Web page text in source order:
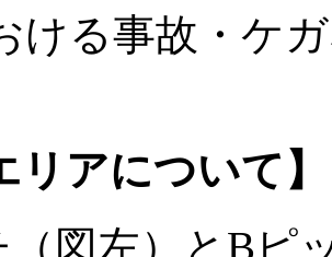
ける事故・ケ
リアについて】
（図左）とBピ